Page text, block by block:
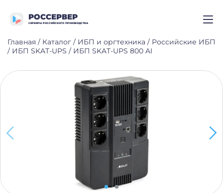
РОССЕРВЕР
СЕРВЕРЫ РОССИЙСКОГО ПРОИЗВОДСТВА
Главная / Каталог / ИБП и оргтехника / Российские ИБП
/ ИБП SKAT-UPS / ИБП SKAT-UPS 800 AI